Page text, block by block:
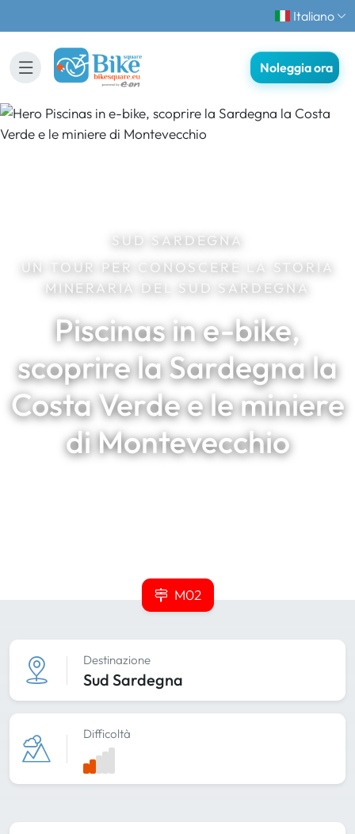
Italiano
Noleggia ora
SUD SARDEGNA
UN TOUR PER CONOSCERE LA STORIA
MINERARIA DEL SUD SARDEGNA
Piscinas in e-bike,
scoprire la Sardegna la
Costa Verde e le miniere
di Montevecchio
M02
Destinazione
Sud Sardegna
Difficoltà